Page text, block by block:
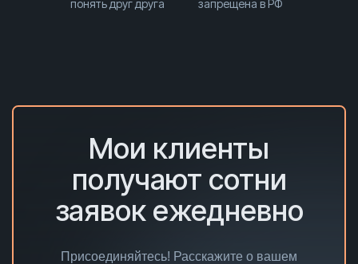
понять друг друга
запрещена в РФ
Мои клиенты
получают сотни
заявок ежедневно
Присоединяйтесь! Расскажите о вашем